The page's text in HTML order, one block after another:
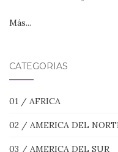
Más...
CATEGORÍAS
01 / AFRICA
02 / AMERICA DEL
03 / AMERICA DEL SUR